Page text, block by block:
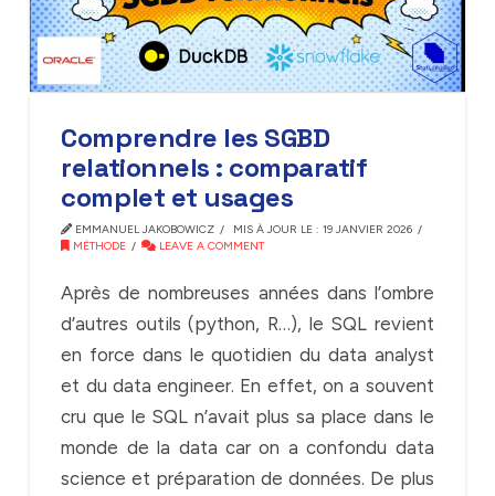
Comprendre les SGBD
relationnels : comparatif
complet et usages
EMMANUEL JAKOBOWICZ
MIS À JOUR LE : 19 JANVIER 2026
MÉTHODE
LEAVE A COMMENT
Après de nombreuses années dans l’ombre
d’autres outils (python, R…), le SQL revient
en force dans le quotidien du data analyst
et du data engineer. En effet, on a souvent
cru que le SQL n’avait plus sa place dans le
monde de la data car on a confondu data
science et préparation de données. De plus